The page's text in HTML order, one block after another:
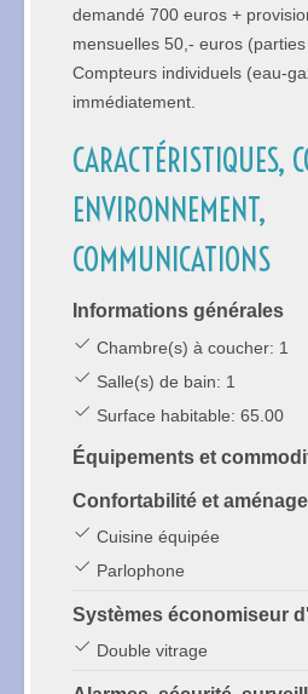
demandé 700 euros +
mensuelles 50,- euros (parties
Compteurs individuels (eau-
immédiatement.
CARACTÉRISTIQUES,
ENVIRONNEMENT,
COMMUNICATIONS
Informations générales
Chambre(s) à coucher: 1
Salle(s) de bain: 1
Surface habitable: 65.00
Équipements et
Confortabilité et
Cuisine équipée
Parlophone
Systèmes économiseur
Double vitrage